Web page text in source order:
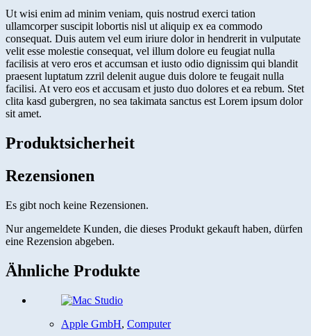
Ut wisi enim ad minim veniam, quis nostrud exerci tation
ullamcorper suscipit lobortis nisl ut aliquip ex ea commodo
consequat. Duis autem vel eum iriure dolor in hendrerit in vulputate
velit esse molestie consequat, vel illum dolore eu feugiat nulla
facilisis at vero eros et accumsan et iusto odio dignissim qui blandit
praesent luptatum zzril delenit augue duis dolore te feugait nulla
facilisi. At vero eos et accusam et justo duo dolores et ea rebum. Stet
clita kasd gubergren, no sea takimata sanctus est Lorem ipsum dolor
sit amet.
Produktsicherheit
Rezensionen
Es gibt noch keine Rezensionen.
Nur angemeldete Kunden, die dieses Produkt gekauft haben, dürfen
eine Rezension abgeben.
Ähnliche Produkte
Apple GmbH, Computer